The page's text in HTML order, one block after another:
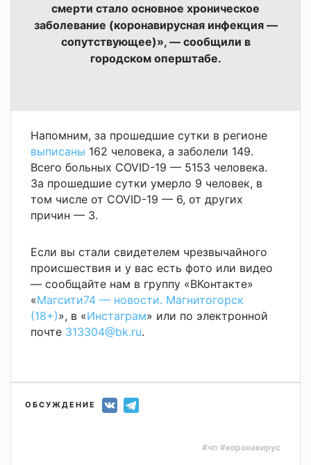
смерти стало основное хроническое
заболевание (коронавирусная инфекция —
сопутствующее)», — сообщили в
городском оперштабе.
Напомним, за прошедшие сутки в регионе
выписаны 162 человека, а заболели 149.
Всего больных COVID-19 — 5153 человека.
За прошедшие сутки умерло 9 человек, в
том числе от COVID-19 — 6, от других
причин — 3.
Если вы стали свидетелем чрезвычайного
происшествия и у вас есть фото или видео
— сообщайте нам в группу «ВКонтакте»
«Магсити74 — новости. Магнитогорск
(18+)», в «Инстаграм» или по электронной
почте 313304@bk.ru.
ОБСУЖДЕНИЕ
#чп #коронавирус